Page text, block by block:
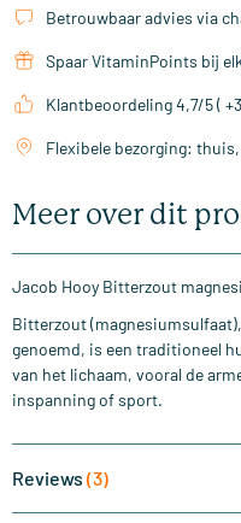
Betrouwbaar advies via
Spaar VitaminPoints bij
Klantbeoordeling 4,7/5 (
Flexibele bezorging:
Meer over dit
Jacob Hooy Bitterzout
Bitterzout
genoemd, is een traditioneel
van het lichaam, vooral de
inspanning of sport.
Reviews (3)